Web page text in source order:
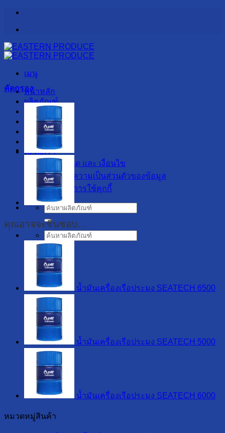
ข้าม
เนื้อหา
เมนู
หน้าหลัก
ผลิตภัณฑ์
รับผลิต OEM
เกี่ยวกับเรา
สาระน่ารู้
ลูกค้าของเรา
ติดต่อเรา
ข้อกำหนด และ เงื่อนไข
นโยบายความเป็นส่วนตัวของข้อมูล
นโยบายการใช้คุกกี้
ค้นหา:
ค้นหา:
คัดกรอง
คุณอาจจะชื่นชอบ…
น้ำมันเครื่องเรือประมง SEATECH 6500
น้ำมันเครื่องเรือประมง SEATECH 5000
น้ำมันเครื่องเรือประมง SEATECH 6000
หมวดหมู่สินค้า